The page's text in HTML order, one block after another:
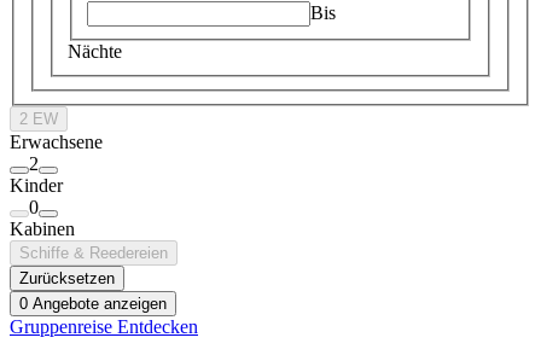
Bis
Nächte
2 EW
Erwachsene
2
Kinder
0
Kabinen
Schiffe & Reedereien
Zurücksetzen
0 Angebote anzeigen
Gruppenreise Entdecken